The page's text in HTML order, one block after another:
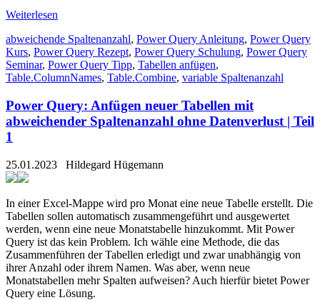
Weiterlesen
abweichende Spaltenanzahl, Power Query Anleitung, Power Query
Kurs, Power Query Rezept, Power Query Schulung, Power Query
Seminar, Power Query Tipp, Tabellen anfügen,
Table.ColumnNames, Table.Combine, variable Spaltenanzahl
Power Query: Anfügen neuer Tabellen mit
abweichender Spaltenanzahl ohne Datenverlust | Teil
1
25.01.2023 Hildegard Hügemann
In einer Excel-Mappe wird pro Monat eine neue Tabelle erstellt. Die
Tabellen sollen automatisch zusammengeführt und ausgewertet
werden, wenn eine neue Monatstabelle hinzukommt. Mit Power
Query ist das kein Problem. Ich wähle eine Methode, die das
Zusammenführen der Tabellen erledigt und zwar unabhängig von
ihrer Anzahl oder ihrem Namen. Was aber, wenn neue
Monatstabellen mehr Spalten aufweisen? Auch hierfür bietet Power
Query eine Lösung.